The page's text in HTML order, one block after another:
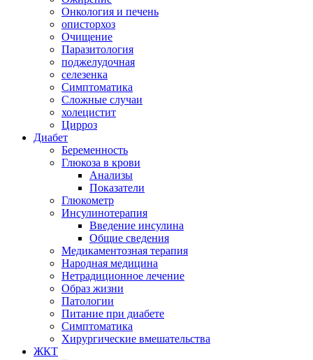
Онкология и печень
описторхоз
Очищение
Паразитология
поджелудочная
селезенка
Симптоматика
Сложные случаи
холецистит
Цирроз
Диабет
Беременность
Глюкоза в крови
Анализы
Показатели
Глюкометр
Инсулинотерапия
Введение инсулина
Общие сведения
Медикаментозная терапия
Народная медицина
Нетрадиционное лечение
Образ жизни
Патологии
Питание при диабете
Симптоматика
Хирургические вмешательства
ЖКТ